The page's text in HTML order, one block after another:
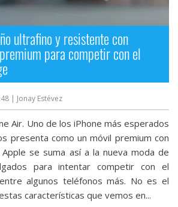
ultrafino y resistente con
para competir con el
| Jonay Estévez
Air. Uno de los iPhone más esperados
presenta como un móvil premium con
se suma así a la nueva moda de
para intentar competir con el
algunos teléfonos más. No es el
características que vemos en...